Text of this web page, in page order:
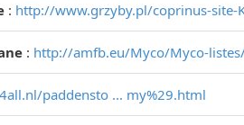
: http://www.grzyby.pl/coprinus-site-
: http://amfb.eu/Myco/Myco-
paddensto ... my%29.html